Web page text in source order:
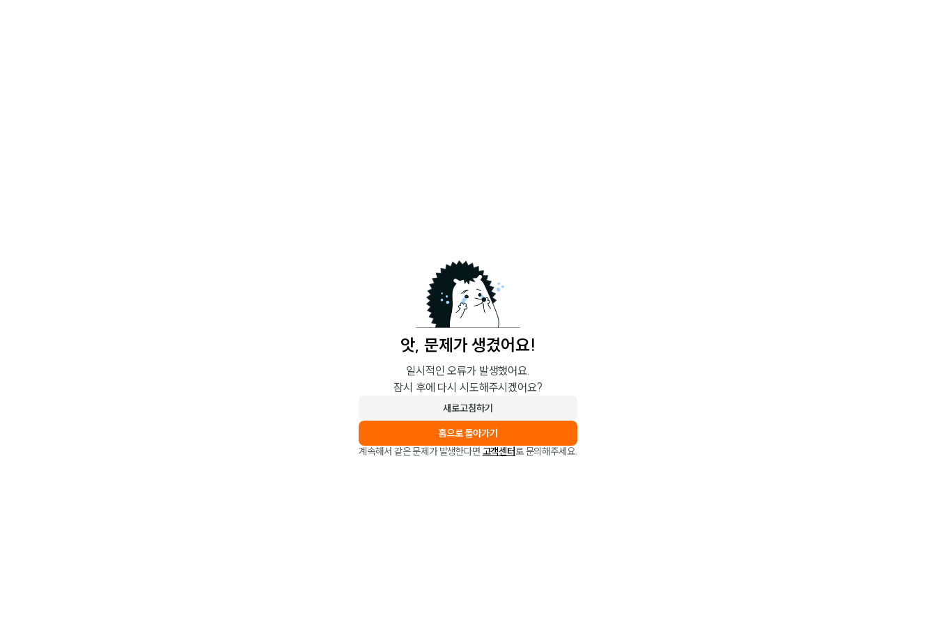
앗, 문제가 생겼어요!
일시적인 오류가 발생했어요.
잠시 후에 다시 시도해주시겠어요?
새로고침하기
홈으로 돌아가기
계속해서 같은 문제가 발생한다면 고객센터로 문의해주세요.